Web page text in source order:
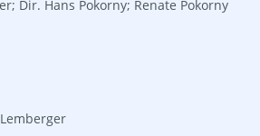
Dir. Hans Pokorny; Renate Pokorny